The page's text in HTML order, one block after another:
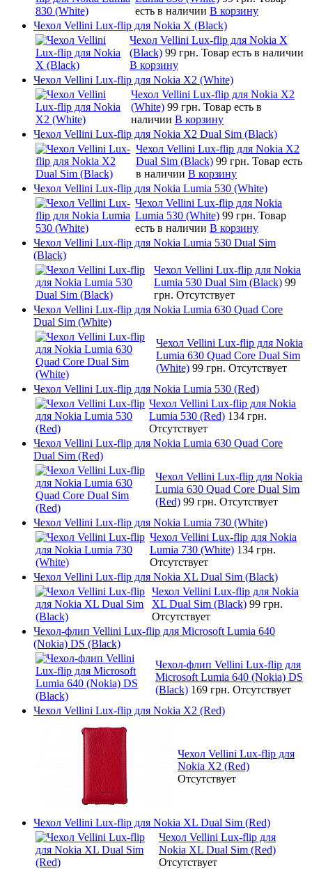
есть в наличии В корзину
Чехол Vellini Lux-flip для Nokia X (Black)
Чехол Vellini Lux-flip для Nokia X
(Black) 99 грн. Товар есть в наличии
В корзину
Чехол Vellini Lux-flip для Nokia X2 (White)
Чехол Vellini Lux-flip для Nokia X2
(White) 99 грн. Товар есть в
наличии В корзину
Чехол Vellini Lux-flip для Nokia X2 Dual Sim (Black)
Чехол Vellini Lux-flip для Nokia X2
Dual Sim (Black) 99 грн. Товар есть
в наличии В корзину
Чехол Vellini Lux-flip для Nokia Lumia 530 (White)
Чехол Vellini Lux-flip для Nokia
Lumia 530 (White) 99 грн. Товар
есть в наличии В корзину
Чехол Vellini Lux-flip для Nokia Lumia 530 Dual Sim
(Black)
Чехол Vellini Lux-flip для Nokia
Lumia 530 Dual Sim (Black) 99
грн. Отсутствует
Чехол Vellini Lux-flip для Nokia Lumia 630 Quad Core
Dual Sim (White)
Чехол Vellini Lux-flip для Nokia
Lumia 630 Quad Core Dual Sim
(White) 99 грн. Отсутствует
Чехол Vellini Lux-flip для Nokia Lumia 530 (Red)
Чехол Vellini Lux-flip для Nokia
Lumia 530 (Red) 134 грн.
Отсутствует
Чехол Vellini Lux-flip для Nokia Lumia 630 Quad Core
Dual Sim (Red)
Чехол Vellini Lux-flip для Nokia
Lumia 630 Quad Core Dual Sim
(Red) 99 грн. Отсутствует
Чехол Vellini Lux-flip для Nokia Lumia 730 (White)
Чехол Vellini Lux-flip для Nokia
Lumia 730 (White) 134 грн.
Отсутствует
Чехол Vellini Lux-flip для Nokia XL Dual Sim (Black)
Чехол Vellini Lux-flip для Nokia
XL Dual Sim (Black) 99 грн.
Отсутствует
Чехол-флип Vellini Lux-flip для Microsoft Lumia 640
(Nokia) DS (Black)
Чехол-флип Vellini Lux-flip для
Microsoft Lumia 640 (Nokia) DS
(Black) 169 грн. Отсутствует
Чехол Vellini Lux-flip для Nokia X2 (Red)
Чехол Vellini Lux-flip для
Nokia X2 (Red)
Отсутствует
Чехол Vellini Lux-flip для Nokia XL Dual Sim (Red)
Чехол Vellini Lux-flip для
Nokia XL Dual Sim (Red)
Отсутствует